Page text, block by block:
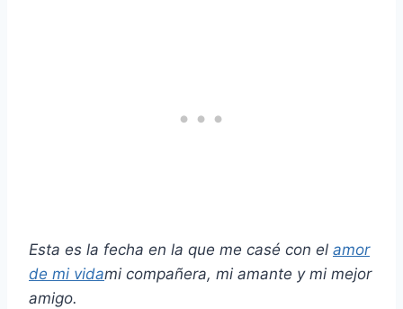
Esta es la fecha en la que me casé con el amor
de mi vidami compañera, mi amante y mi mejor
amigo.